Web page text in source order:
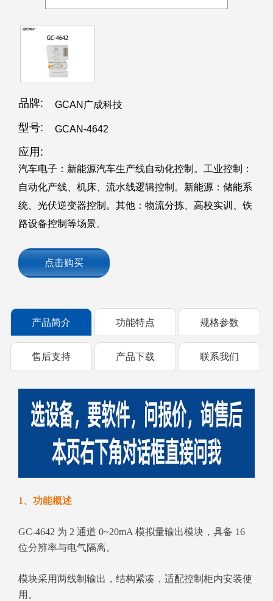
品牌: GCAN广成科技
型号: GCAN-4642
应用:
汽车电子：新能源汽车生产线自动化控制。工业控制：
自动化产线、机床、流水线逻辑控制。新能源：储能系
统、光伏逆变器控制。其他：物流分拣、高校实训、铁
路设备控制等场景。
点击购买
产品简介 功能特点 规格参数
售后支持 产品下载 联系我们
1、功能概述
GC‑4642 为 2 通道 0~20mA 模拟量输出模块，具备 16
位分辨率与电气隔离。
模块采用两线制输出，结构紧凑，适配控制柜内安装使
用。